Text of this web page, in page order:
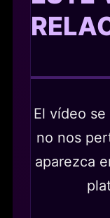
El vídeo
no nos
aparezca